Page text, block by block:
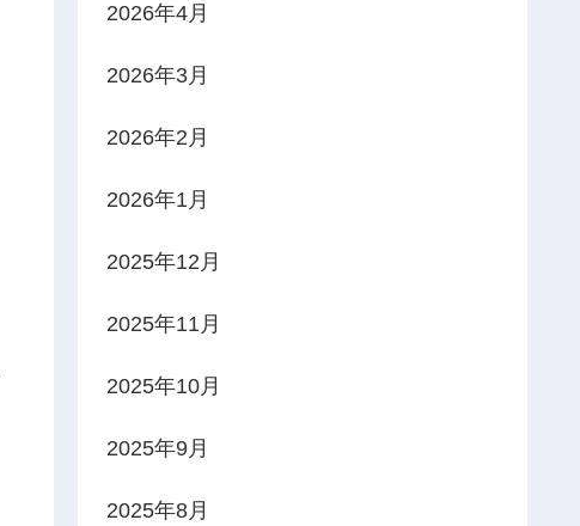
2026年4月
2026年3月
2026年2月
2026年1月
2025年12月
2025年11月
2025年10月
2025年9月
2025年8月